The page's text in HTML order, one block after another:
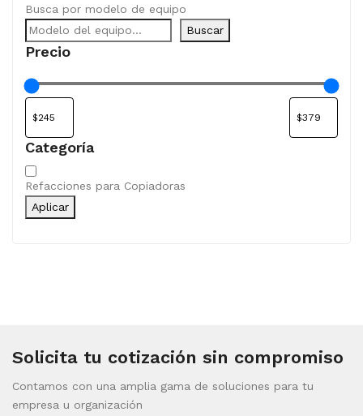
Busca por modelo de equipo
Buscar
Precio
Categoría
Categoría
Refacciones para Copiadoras
Aplicar
Solicita tu cotización sin compromiso
Contamos con una amplia gama de soluciones para tu
empresa u organización